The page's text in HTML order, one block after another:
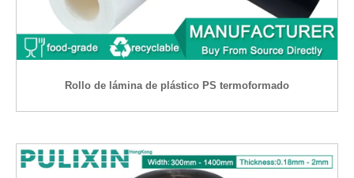
Rollo de lámina de plástico PS termoformado